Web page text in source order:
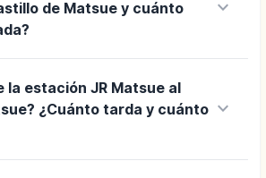
de Matsue y cuánto
keyboard_arrow_down
la estación JR Matsue al
¿Cuánto tarda y cuánto keyboard_arrow_down